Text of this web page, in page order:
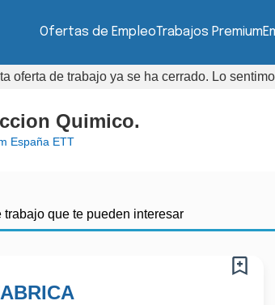
Ofertas de EmpleoTrabajos Premium
oferta de trabajo ya se ha cerrado. Lo
Quimico.
España ETT
que te pueden interesar